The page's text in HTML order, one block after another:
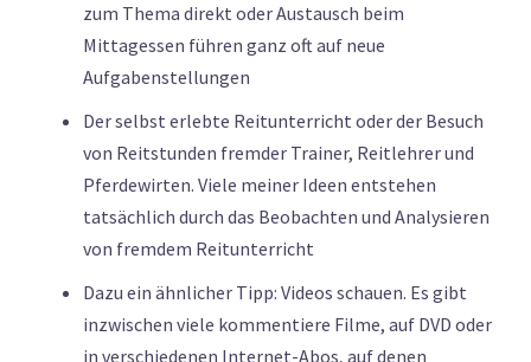
zum Thema direkt oder Austausch beim
Mittagessen führen ganz oft auf neue
Aufgabenstellungen
Der selbst erlebte Reitunterricht oder der Besuch
von Reitstunden fremder Trainer, Reitlehrer und
Pferdewirten. Viele meiner Ideen entstehen
tatsächlich durch das Beobachten und Analysieren
von fremdem Reitunterricht
Dazu ein ähnlicher Tipp: Videos schauen. Es gibt
inzwischen viele kommentiere Filme, auf DVD oder
in verschiedenen Internet-Abos, auf denen